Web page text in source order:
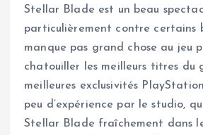
Stellar Blade est un beau
particulièrement contre certains
manque pas grand chose au jeu
chatouiller les meilleurs titres du
meilleures exclusivités
peu d’expérience par le studio,
Stellar Blade fraîchement dans